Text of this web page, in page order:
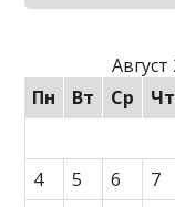
Август
Пн
Вт Ср Чт
4
5 6 7